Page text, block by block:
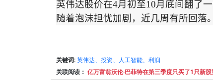
英伟达股价在4月初至10月底间翻了
随着泡沫担忧加剧，近几周有所回落
关键词: 英伟达、投资、人工智能、利润
关联阅读： 亿万富翁沃伦·巴菲特在第三季度只买了1只新